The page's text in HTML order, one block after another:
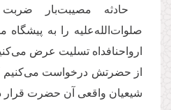
حادثه مصیبت‌بار ضربت
صلوات‌الله‌علیه را به
ارواحنافداه تسلیت عرض
از حضرتش درخواست می‌کنیم که
شیعیان واقعی آن حضرت قرار